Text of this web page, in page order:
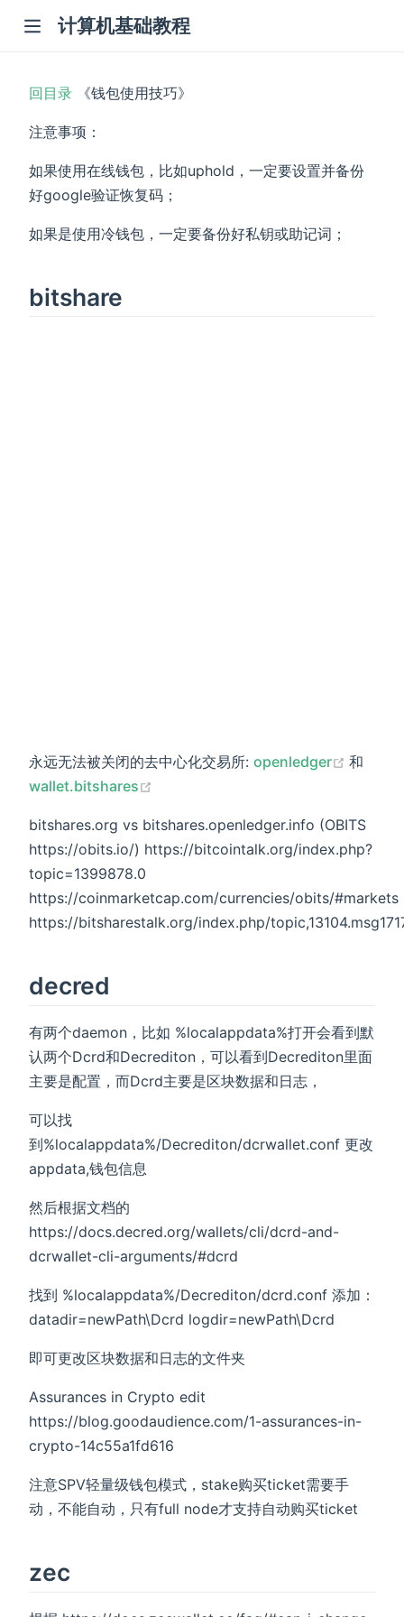
计算机基础教程
回目录 《钱包使用技巧》
注意事项：
如果使用在线钱包，比如uphold，一定要设置并备份
好google验证恢复码；
如果是使用冷钱包，一定要备份好私钥或助记词；
bitshare
永远无法被关闭的去中心化交易所: openledger (opens
和
wallet.bitshares
bitshares.org vs bitshares.openledger.info (OBITS
https://obits.io/) https://bitcointalk.org/index.php?
topic=1399878.0
https://coinmarketcap.com/currencies/obits/#markets
https://bitsharestalk.org/index.php/
decred
有两个daemon，比如 %localappdata%打开会看到默
认两个Dcrd和Decrediton，可以看到Decrediton里面
主要是配置，而Dcrd主要是区块数据和日志，
可以找
到%localappdata%/Decrediton/dcrwallet.conf 更改
appdata,钱包信息
然后根据文档的
https://docs.decred.org/wallets/cli/dcrd-and-
dcrwallet-cli-arguments/#dcrd
找到 %localappdata%/Decrediton/dcrd.conf 添加：
datadir=newPath\Dcrd logdir=newPath\Dcrd
即可更改区块数据和日志的文件夹
Assurances in Crypto edit
https://blog.goodaudience.com/1-assurances-in-
crypto-14c55a1fd616
注意SPV轻量级钱包模式，stake购买ticket需要手
动，不能自动，只有full node才支持自动购买ticket
zec